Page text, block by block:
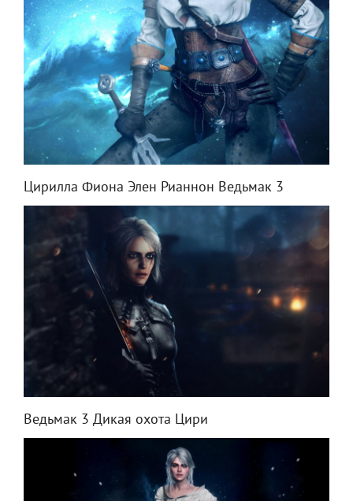
Цирилла Фиона Элен Рианнон Ведьмак 3
Ведьмак 3 Дикая охота Цири